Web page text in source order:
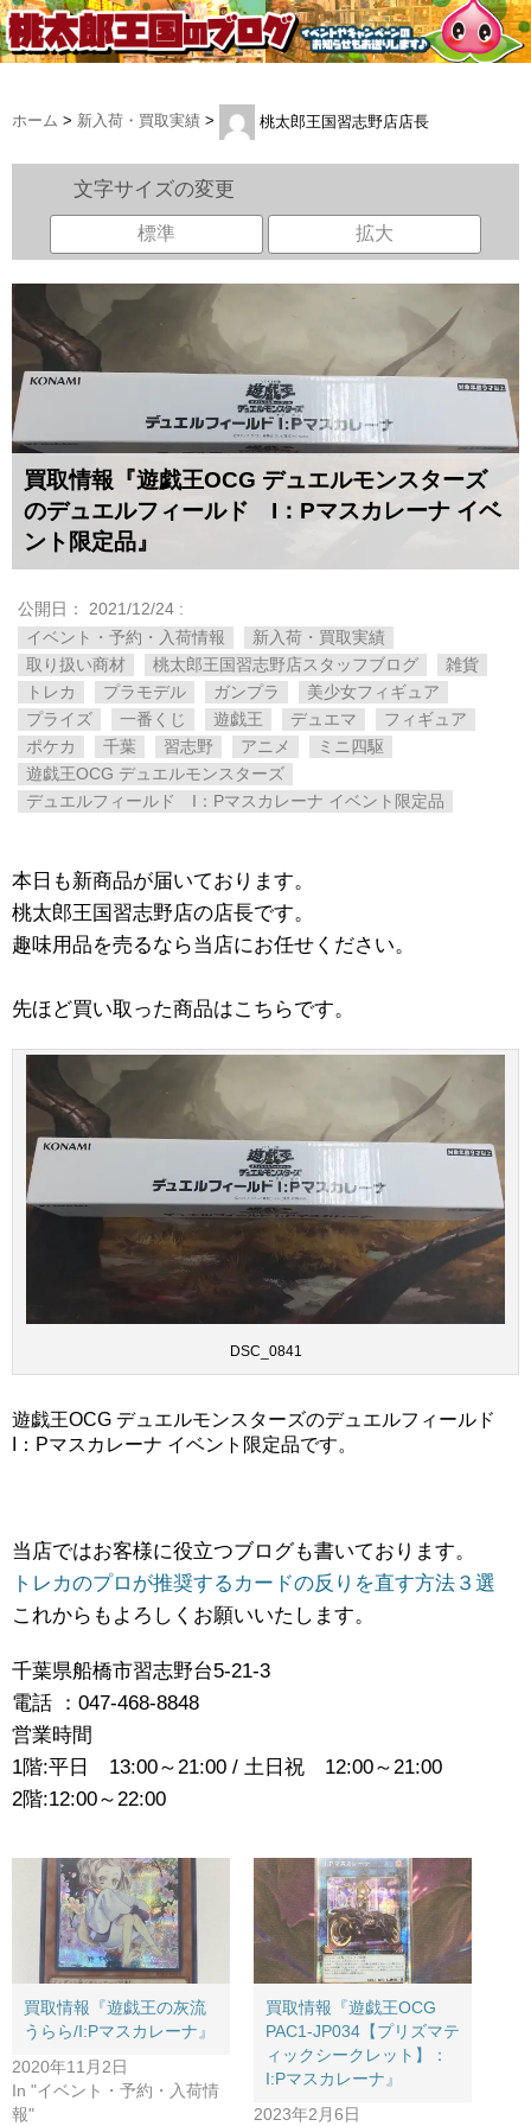
ホーム > 新入荷・買取実績 > 桃太郎王国習志野店店長
文字サイズの変更
標準 拡大
買取情報『遊戯王OCG ​デュエルモンスターズ
のデュエルフィールド I：Pマスカレーナ ​イベ
ント限定品』
公開日： 2021/12/24 :
イベント・予約・入荷情報
新入荷・買取実績
取り扱い商材
桃太郎王国習志野店スタッフブログ
雑貨
トレカ
プラモデル ガンプラ
美少女フィギュア
プライズ
一番くじ 遊戯王 デュエマ
フィギュア
ポケカ
千葉 習志野 アニメ
ミニ四駆
遊戯王OCG ​デュエルモンスターズ
デュエルフィールド I：Pマスカレーナ ​イベント限定品
本日も新商品が届いております。
桃太郎王国習志野店の店長です。
趣味用品を売るなら当店にお任せください。
先ほど買い取った商品はこちらです。
DSC_0841
遊戯王OCG ​デュエルモンスターズのデュエルフィールド
I：Pマスカレーナ ​イベント限定品です。
当店ではお客様に役立つブログも書いております。
トレカのプロが推奨するカードの反りを直す方法３選
これからもよろしくお願いいたします。
千葉県船橋市習志野台5-21-3
電話 ：047-468-8848
営業時間
1階:平日 13:00～21:00 / 土日祝 12:00～21:00
2階:12:00～22:00
買取情報『遊戯王の灰流
うらら/I:Pマスカレーナ』
2020年11月2日
In "イベント・予約・入荷情
報"
買取情報『遊戯王OCG
PAC1-JP034【プリズマテ
ィックシークレット】：
I:Pマスカレーナ』
2023年2月6日